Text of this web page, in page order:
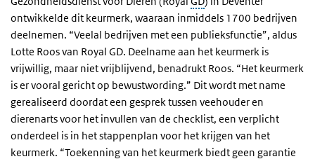
ontwikkelde dit keurmerk, waaraan inmiddels 1700 bedrijven
deelnemen. “Veelal bedrijven met een publieksfunctie”, aldus
Lotte Roos van Royal GD. Deelname aan het keurmerk is
vrijwillig, maar niet vrijblijvend, benadrukt Roos. “Het keurmerk
is er vooral gericht op bewustwording.” Dit wordt met name
gerealiseerd doordat een gesprek tussen veehouder en
dierenarts voor het invullen van de checklist, een verplicht
onderdeel is in het stappenplan voor het krijgen van het
keurmerk. “Toekenning van het keurmerk biedt geen garantie